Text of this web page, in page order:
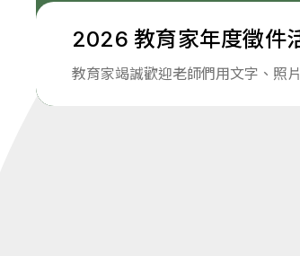
2026 教育家年度徵件
教育家竭誠歡迎老師們用文字、照